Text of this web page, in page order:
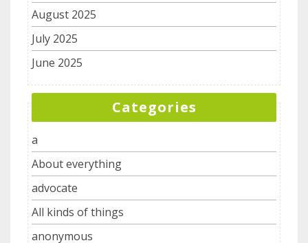
August 2025
July 2025
June 2025
Categories
a
About everything
advocate
All kinds of things
anonymous